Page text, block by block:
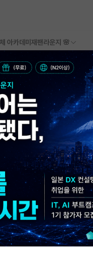
아카데미 재팬라운지 🌸
니다.